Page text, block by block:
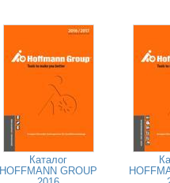
Каталог
HOFFMANN GROUP